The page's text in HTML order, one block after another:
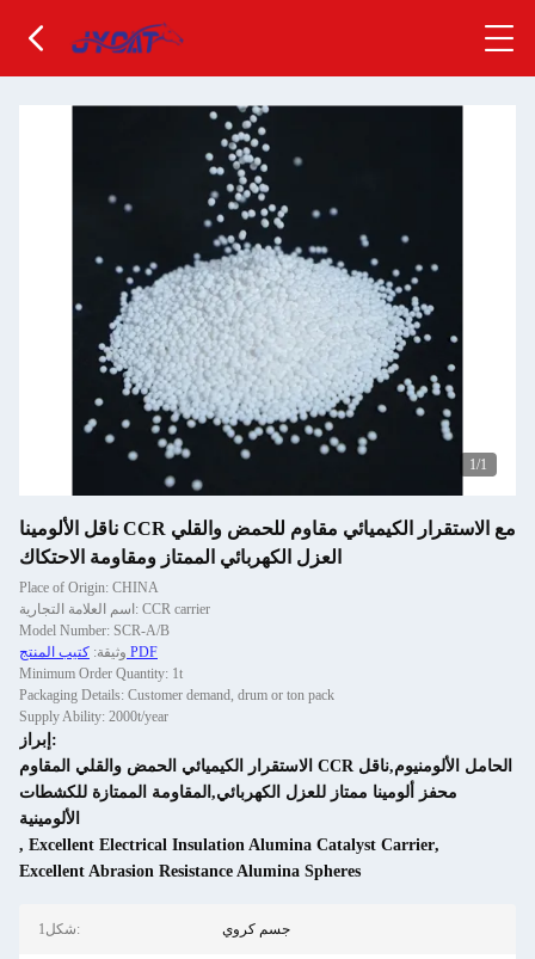
1/1
ناقل الألومينا CCR مع الاستقرار الكيميائي مقاوم للحمض والقلي
العزل الكهربائي الممتاز ومقاومة الاحتكاك
Place of Origin: CHINA
اسم العلامة التجارية: CCR carrier
Model Number: SCR-A/B
وثيقة: كتيب المنتج PDF
Minimum Order Quantity: 1t
Packaging Details: Customer demand, drum or ton pack
Supply Ability: 2000t/year
إبراز:
الاستقرار الكيميائي الحمض والقلي المقاوم CCR الحامل الألومنيوم,ناقل
محفز ألومينا ممتاز للعزل الكهربائي,المقاومة الممتازة للكشطات
الألومينية
, Excellent Electrical Insulation Alumina Catalyst Carrier,
Excellent Abrasion Resistance Alumina Spheres
1شكل: جسم كروي